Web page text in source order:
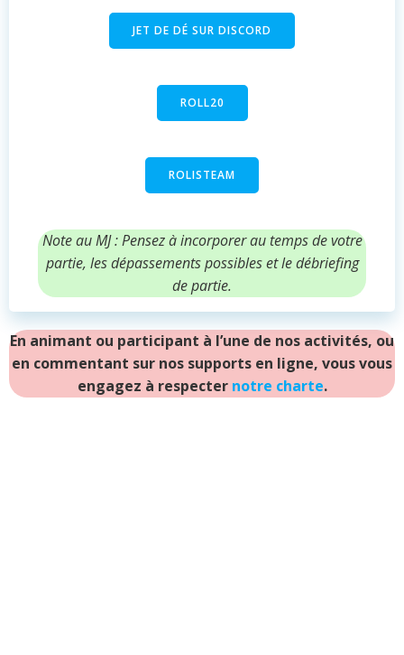
JET DE DÉ SUR DISCORD
ROLL20
ROLISTEAM
Note au MJ : Pensez à incorporer au temps de votre
partie, les dépassements possibles et le débriefing
de partie.
En animant ou participant à l’une de nos activités, ou
en commentant sur nos supports en ligne, vous vous
engagez à respecter notre charte.